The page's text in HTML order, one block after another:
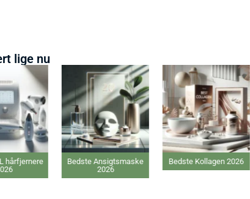
lige nu
hårfjernere
Bedste Ansigtsmaske
2026
Bedste Kollagen 2026